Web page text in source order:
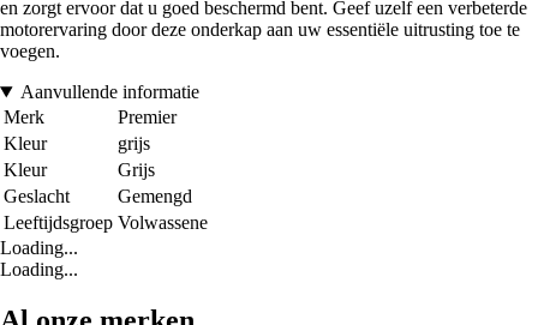
en zorgt ervoor dat u goed beschermd bent. Geef uzelf een verbeterde
motorervaring door deze onderkap aan uw essentiële uitrusting toe te
voegen.
Aanvullende informatie
Merk
Premier
Kleur
grijs
Kleur
Grijs
Geslacht
Gemengd
Leeftijdsgroep Volwassene
Loading...
Loading...